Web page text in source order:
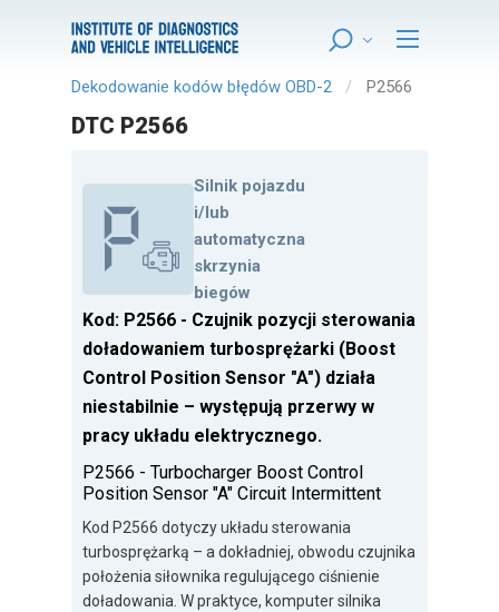
Dekodowanie kodów błędów OBD-2 P2566
DTC P2566
Silnik pojazdu
i/lub
automatyczna
skrzynia
biegów
Kod: P2566 - Czujnik pozycji sterowania
doładowaniem turbosprężarki (Boost
Control Position Sensor "A") działa
niestabilnie – występują przerwy w
pracy układu elektrycznego.
P2566 - Turbocharger Boost Control
Position Sensor "A" Circuit Intermittent
Kod P2566 dotyczy układu sterowania
turbosprężarką – a dokładniej, obwodu czujnika
położenia siłownika regulującego ciśnienie
doładowania. W praktyce, komputer silnika